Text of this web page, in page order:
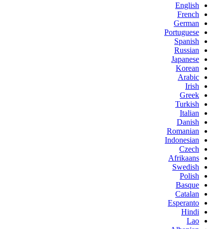
English
French
German
Portuguese
Spanish
Russian
Japanese
Korean
Arabic
Irish
Greek
Turkish
Italian
Danish
Romanian
Indonesian
Czech
Afrikaans
Swedish
Polish
Basque
Catalan
Esperanto
Hindi
Lao